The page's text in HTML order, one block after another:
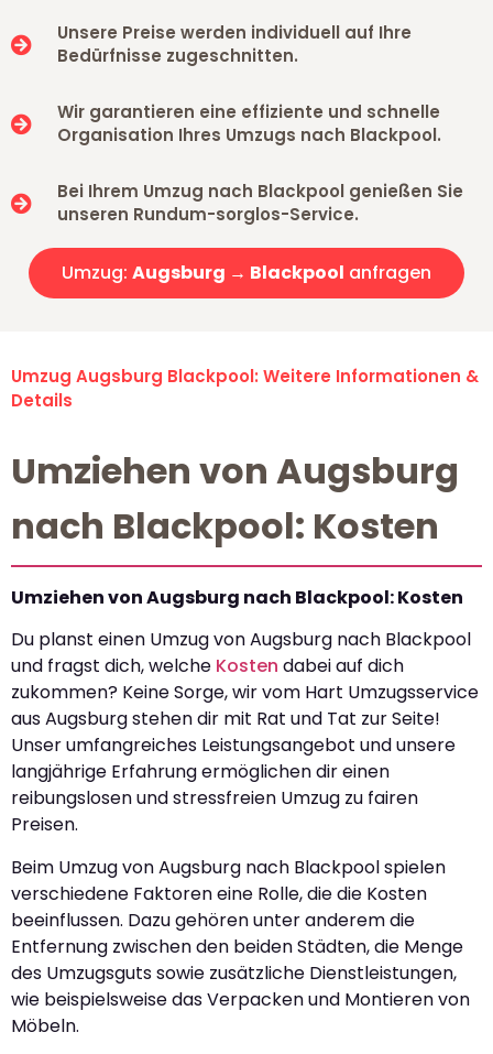
Unsere Preise werden individuell auf Ihre
Bedürfnisse zugeschnitten.
Wir garantieren eine effiziente und schnelle
Organisation Ihres Umzugs nach Blackpool.
Bei Ihrem Umzug nach Blackpool genießen Sie
unseren Rundum-sorglos-Service.
Umzug: Augsburg → Blackpool anfragen
Umzug Augsburg Blackpool: Weitere Informationen &
Details
Umziehen von Augsburg
nach Blackpool: Kosten
Umziehen von Augsburg nach Blackpool: Kosten
Du planst einen Umzug von Augsburg nach Blackpool
und fragst dich, welche Kosten dabei auf dich
zukommen? Keine Sorge, wir vom Hart Umzugsservice
aus Augsburg stehen dir mit Rat und Tat zur Seite!
Unser umfangreiches Leistungsangebot und unsere
langjährige Erfahrung ermöglichen dir einen
reibungslosen und stressfreien Umzug zu fairen
Preisen.
Beim Umzug von Augsburg nach Blackpool spielen
verschiedene Faktoren eine Rolle, die die Kosten
beeinflussen. Dazu gehören unter anderem die
Entfernung zwischen den beiden Städten, die Menge
des Umzugsguts sowie zusätzliche Dienstleistungen,
wie beispielsweise das Verpacken und Montieren von
Möbeln.